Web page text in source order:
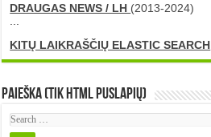
DRAUGAS NEWS / LH (2013-2024)
KITŲ LAIKRAŠČIŲ ELASTIC SEARCH
Paieška (tik HTML puslapių)